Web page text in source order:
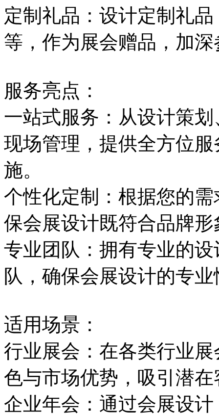
定制礼品：设计定制礼
等，作为展会赠品，加
服务亮点：
一站式服务：从设计策
现场管理，提供全方位
施。
个性化定制：根据您的
保会展设计既符合品牌
专业团队：拥有专业的
队，确保会展设计的专
适用场景：
行业展会：在各类行业
色与市场优势，吸引潜
企业年会：通过会展设